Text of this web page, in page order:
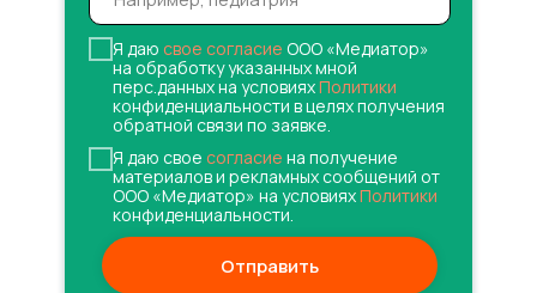
Я даю свое согласие ООО «Медиатор»
на обработку указанных мной
перс.данных на условияхПолитики
конфиденциальности в целях получения
обратной связи по заявке.
Я даю свое согласие на получение
материалов и рекламных сообщений от
ООО «Медиатор» на условияхПолитики
конфиденциальности.
Отправить